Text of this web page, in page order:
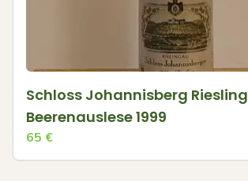
Schloss Johannisberg Riesling
Beerenauslese 1999
65 €